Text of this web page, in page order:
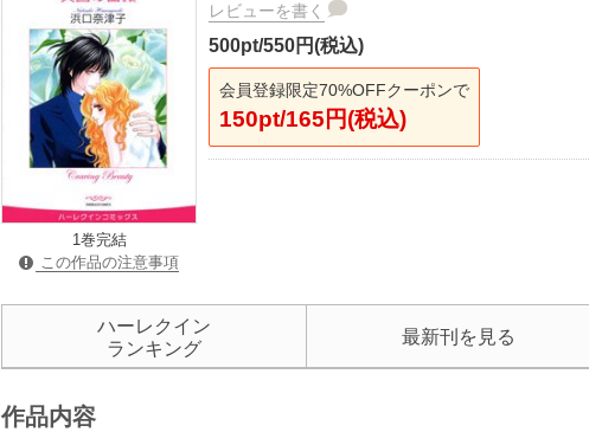
1巻完結
この作品の注意事項
レビューを書く
500pt/550円(税込)
会員登録限定70%OFFクーポンで
150pt/165円(税込)
ハーレクイン
ランキング
最新刊を見る
作品内容